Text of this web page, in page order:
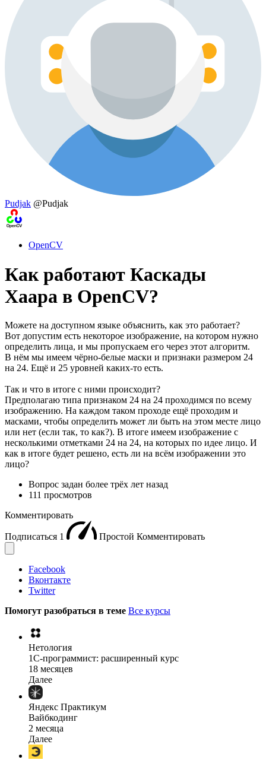
Pudjak @Pudjak
OpenCV
Как работают Каскады
Хаара в OpenCV?
Можете на доступном языке объяснить, как это работает?
Вот допустим есть некоторое изображение, на котором нужно
определить лица, и мы пропускаем его через этот алгоритм.
В нём мы имеем чёрно-белые маски и признаки размером 24
на 24. Ещё и 25 уровней каких-то есть.
Так и что в итоге с ними происходит?
Предполагаю типа признаком 24 на 24 проходимся по всему
изображению. На каждом таком проходе ещё проходим и
масками, чтобы определить может ли быть на этом месте лицо
или нет (если так, то как?). В итоге имеем изображение с
несколькими отметками 24 на 24, на которых по идее лицо. И
как в итоге будет решено, есть ли на всём изображении это
лицо?
Вопрос задан более трёх лет назад
111 просмотров
Комментировать
Подписаться 1 Простой Комментировать
Facebook
Вконтакте
Twitter
Помогут разобраться в теме Все курсы
Нетология
1C-программист: расширенный курс
18 месяцев
Далее
Яндекс Практикум
Вайбкодинг
2 месяца
Далее